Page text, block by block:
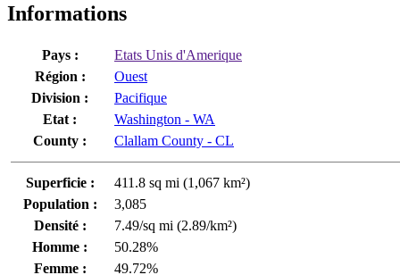
Informations
Pays :
Etats Unis d'Amerique
Région :
Ouest
Division :
Pacifique
Etat :
Washington - WA
County :
Clallam County - CL
Superficie :
411.8 sq mi (1,067 km²)
Population :
3,085
Densité :
7.49/sq mi (2.89/km²)
Homme :
50.28%
Femme :
49.72%